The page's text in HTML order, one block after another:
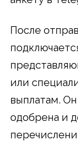
После
или
выплатам.
одобрена и